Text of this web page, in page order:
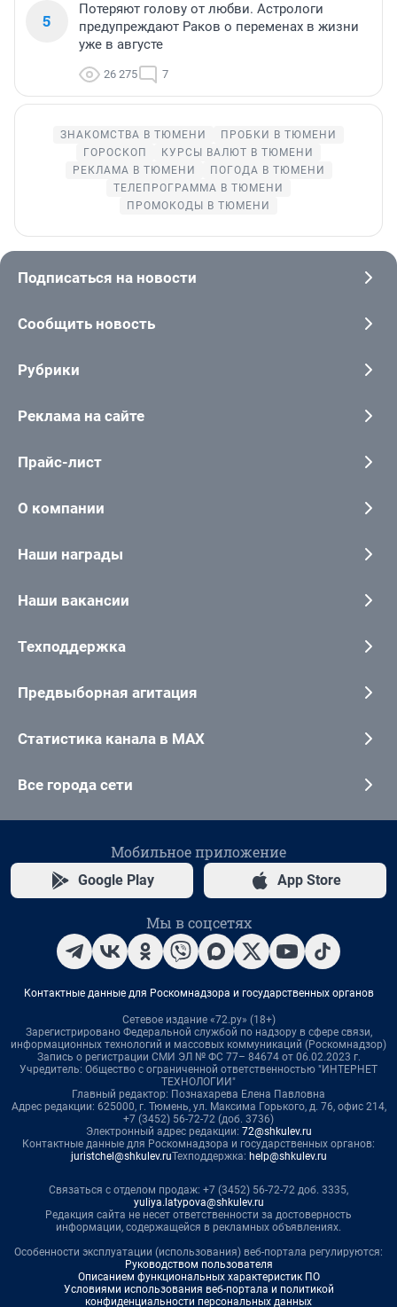
5
Потеряют голову от любви. Астрологи
предупреждают Раков о переменах в жизни
уже в августе
26 275 7
ЗНАКОМСТВА В ТЮМЕНИ
ПРОБКИ В ТЮМЕНИ
ГОРОСКОП
КУРСЫ ВАЛЮТ В ТЮМЕНИ
РЕКЛАМА В ТЮМЕНИ
ПОГОДА В ТЮМЕНИ
ТЕЛЕПРОГРАММА В ТЮМЕНИ
ПРОМОКОДЫ В ТЮМЕНИ
Подписаться на новости
Сообщить новость
Рубрики
Реклама на сайте
Прайс-лист
О компании
Наши награды
Наши вакансии
Техподдержка
Предвыборная агитация
Статистика канала в MAX
Все города сети
Мобильное приложение
Google Play App Store
Мы в соцсетях
Контактные данные для Роскомнадзора и государственных органов
Сетевое издание «72.ру» (18+)
Зарегистрировано Федеральной службой по надзору в сфере связи,
информационных технологий и массовых коммуникаций (Роскомнадзор)
Запись о регистрации СМИ ЭЛ № ФС 77– 84674 от 06.02.2023 г.
Учредитель: Общество с ограниченной ответственностью "ИНТЕРНЕТ
ТЕХНОЛОГИИ"
Главный редактор: Познахарева Елена Павловна
Адрес редакции: 625000, г. Тюмень, ул. Максима Горького, д. 76, офис 214,
+7 (3452) 56-72-72 (доб. 3736)
Электронный адрес редакции: 72@shkulev.ru
Контактные данные для Роскомнадзора и государственных органов:
juristchel@shkulev.ruТехподдержка: help@shkulev.ru
Связаться с отделом продаж: +7 (3452) 56-72-72 доб. 3335,
yuliya.latypova@shkulev.ru
Редакция сайта не несет ответственности за достоверность
информации, содержащейся в рекламных объявлениях.
Особенности эксплуатации (использования) веб-портала регулируются:
Руководством пользователя
Описанием функциональных характеристик ПО
Условиями использования веб-портала и политикой
конфиденциальности персональных данных